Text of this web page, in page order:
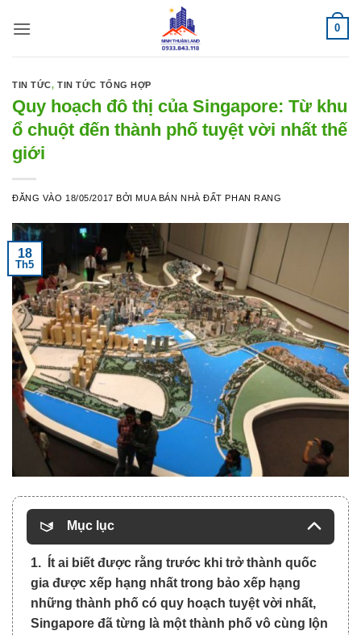
qua
0
TIN TỨC,TIN TỨC TỔNG HỢP
Quy hoạch đô thị của Singapore: Từ khu
ổ chuột đến thành phố tuyệt vời nhất thế
giới
ĐĂNG VÀO 18/05/2017 BỞI MUA BÁN NHÀ ĐẤT PHAN RANG
18
Th5
Mục lục
1. Ít ai biết được rằng trước khi trở thành quốc
gia được xếp hạng nhất trong bảo xếp hạng
những thành phố có quy hoạch tuyệt vời nhất,
Singapore đã từng là một thành phố vô cùng lộn